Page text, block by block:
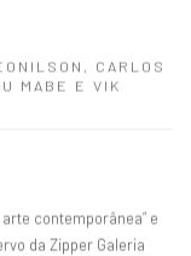
CARLOS
MABE E VIK
contemporânea” e
da Zipper Galeria